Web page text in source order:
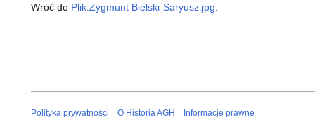
Wróć do Plik:Zygmunt Bielski-Saryusz.jpg
Polityka prywatności O Historia AGH Informacje prawne